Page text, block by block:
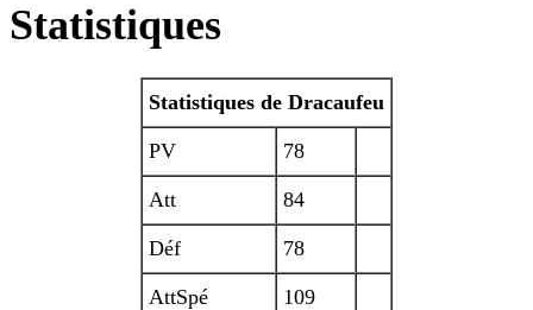
Statistiques
Statistiques de Dracaufeu
PV 78
Att 84
Déf 78
AttSpé 109